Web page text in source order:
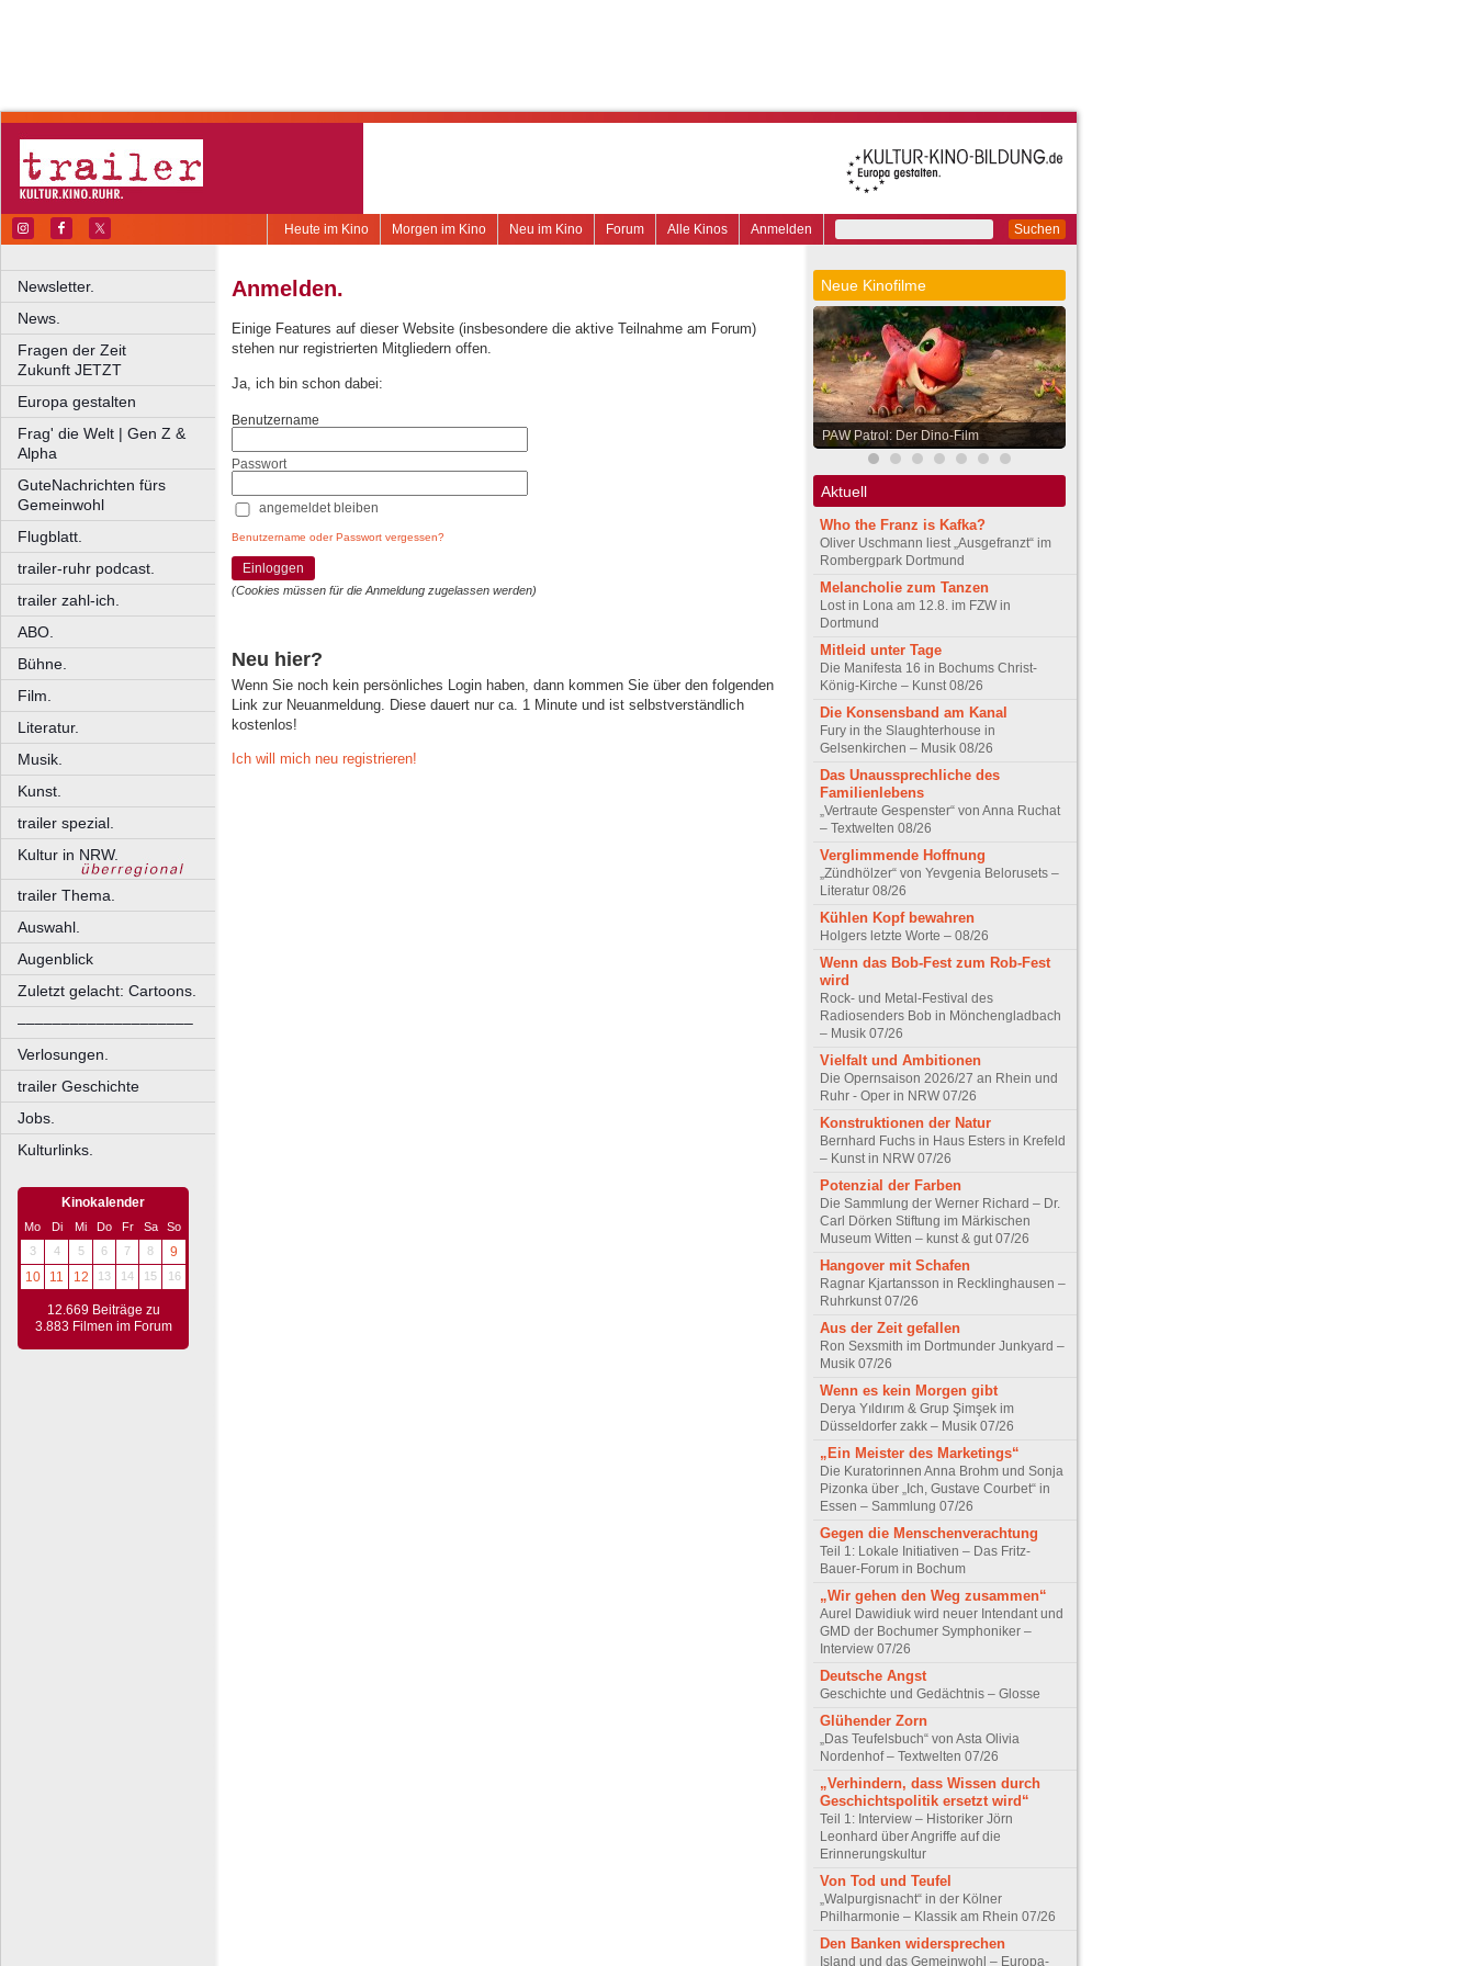
Suchen
Anmelden
Alle Kinos
Forum
Neu im Kino
Morgen im Kino
Heute im Kino
Newsletter.
News.
Fragen der Zeit
Zukunft JETZT
Europa gestalten
Frag' die Welt | Gen Z &
Alpha
GuteNachrichten fürs
Gemeinwohl
Flugblatt.
trailer-ruhr podcast.
trailer zahl-ich.
ABO.
Bühne.
Film.
Literatur.
Musik.
Kunst.
trailer spezial.
Kultur in NRW.
trailer Thema.
Auswahl.
Augenblick
Zuletzt gelacht: Cartoons.
––––––––––––––––––––
Verlosungen.
trailer Geschichte
Jobs.
Kulturlinks.
Kinokalender
Mo Di Mi Do Fr Sa
So
3
4 5 6 7 8
9
10
11 12 13 14 15 16
12.669 Beiträge zu
3.883 Filmen im Forum
Anmelden.
Einige Features auf dieser Website (insbesondere die aktive Teilnahme am Forum)
stehen nur registrierten Mitgliedern offen.
Ja, ich bin schon dabei:
Benutzername
Passwort
angemeldet bleiben
Benutzername oder Passwort vergessen?
Einloggen
(Cookies müssen für die Anmeldung zugelassen werden)
Neu hier?
Wenn Sie noch kein persönliches Login haben, dann kommen Sie über den folgenden
Link zur Neuanmeldung. Diese dauert nur ca. 1 Minute und ist selbstverständlich
kostenlos!
Ich will mich neu registrieren!
Neue Kinofilme
PAW Patrol: Der Dino-Film
Aktuell
Who the Franz is Kafka?
Oliver Uschmann liest „Ausgefranzt“ im
Rombergpark Dortmund
Melancholie zum Tanzen
Lost in Lona am 12.8. im FZW in
Dortmund
Mitleid unter Tage
Die Manifesta 16 in Bochums Christ-
König-Kirche – Kunst 08/26
Die Konsensband am Kanal
Fury in the Slaughterhouse in
Gelsenkirchen – Musik 08/26
Das Unaussprechliche des
Familienlebens
„Vertraute Gespenster“ von Anna Ruchat
– Textwelten 08/26
Verglimmende Hoffnung
„Zündhölzer“ von Yevgenia Belorusets –
Literatur 08/26
Kühlen Kopf bewahren
Holgers letzte Worte – 08/26
Wenn das Bob-Fest zum Rob-Fest
wird
Rock- und Metal-Festival des
Radiosenders Bob in Mönchengladbach
– Musik 07/26
Vielfalt und Ambitionen
Die Opernsaison 2026/27 an Rhein und
Ruhr - Oper in NRW 07/26
Konstruktionen der Natur
Bernhard Fuchs in Haus Esters in Krefeld
– Kunst in NRW 07/26
Potenzial der Farben
Die Sammlung der Werner Richard – Dr.
Carl Dörken Stiftung im Märkischen
Museum Witten – kunst & gut 07/26
Hangover mit Schafen
Ragnar Kjartansson in Recklinghausen –
Ruhrkunst 07/26
Aus der Zeit gefallen
Ron Sexsmith im Dortmunder Junkyard –
Musik 07/26
Wenn es kein Morgen gibt
Derya Yıldırım & Grup Şimşek im
Düsseldorfer zakk – Musik 07/26
„Ein Meister des Marketings“
Die Kuratorinnen Anna Brohm und Sonja
Pizonka über „Ich, Gustave Courbet“ in
Essen – Sammlung 07/26
Gegen die Menschenverachtung
Teil 1: Lokale Initiativen – Das Fritz-
Bauer-Forum in Bochum
„Wir gehen den Weg zusammen“
Aurel Dawidiuk wird neuer Intendant und
GMD der Bochumer Symphoniker –
Interview 07/26
Deutsche Angst
Geschichte und Gedächtnis – Glosse
Glühender Zorn
„Das Teufelsbuch“ von Asta Olivia
Nordenhof – Textwelten 07/26
„Verhindern, dass Wissen durch
Geschichtspolitik ersetzt wird“
Teil 1: Interview – Historiker Jörn
Leonhard über Angriffe auf die
Erinnerungskultur
Von Tod und Teufel
„Walpurgisnacht“ in der Kölner
Philharmonie – Klassik am Rhein 07/26
Den Banken widersprechen
Island und das Gemeinwohl – Europa-